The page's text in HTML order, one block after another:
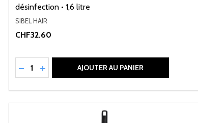
désinfection • 1,6 litre
SIBEL HAIR
CHF32.60
Quantité:
RÉDUIRE LA QUANTITÉ DE UNDEFINED
AUGMENTER LA QUANTITÉ DE UNDEFINED
AJOUTER AU PANIER